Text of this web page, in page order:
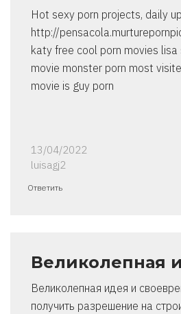
Hot sexy porn projects, daily
http://
katy free cool porn movies lisa
movie monster porn most
movie is guy porn
13/04/2022
luisagj2
Ответить
Великолепная
Великолепная идея и
получить разрешение на